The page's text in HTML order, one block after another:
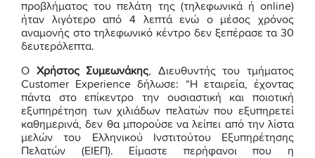
προβλήματος του πελάτη της (τηλεφωνικά ή online)
ήταν λιγότερο από 4 λεπτά ενώ ο μέσος χρόνος
αναμονής στο τηλεφωνικό κέντρο δεν ξεπέρασε τα 30
δευτερόλεπτα.
Ο Χρήστος Συμεωνάκης, Διευθυντής του τμήματος
Customer Experience δήλωσε: “Η εταιρεία, έχοντας
πάντα στο επίκεντρο την ουσιαστική και ποιοτική
εξυπηρέτηση των χιλιάδων πελατών που εξυπηρετεί
καθημερινά, δεν θα μπορούσε να λείπει από την λίστα
μελών του Ελληνικού Ινστιτούτου Εξυπηρέτησης
Πελατών (ΕΙΕΠ). Είμαστε περήφανοι που η